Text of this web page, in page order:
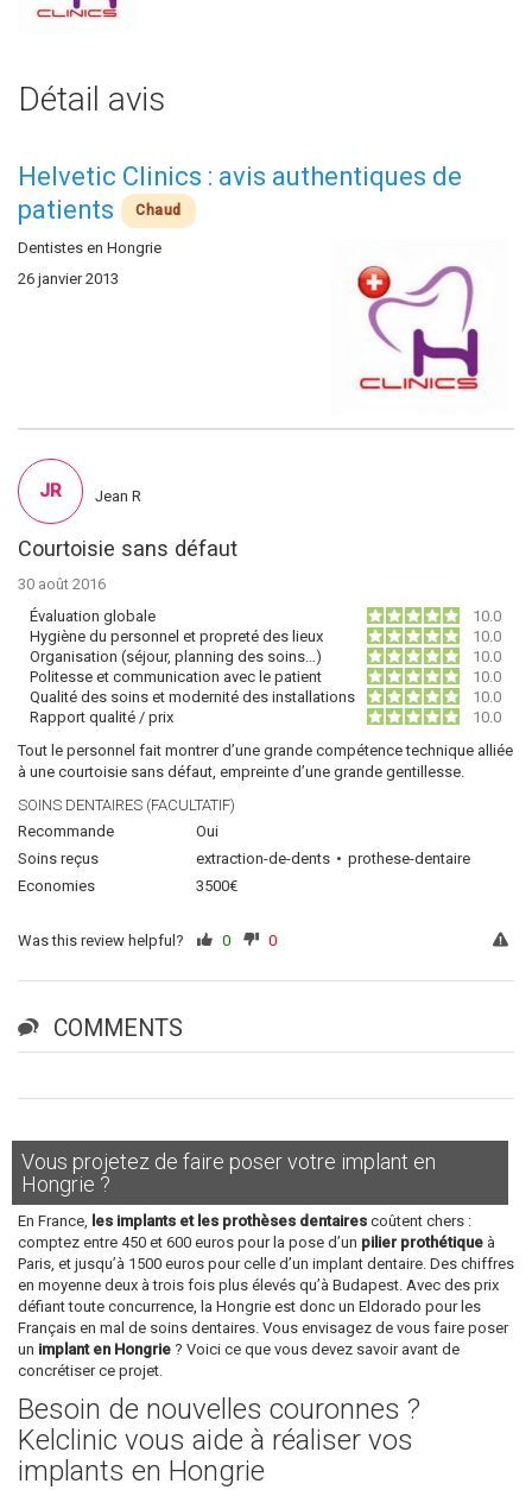
Détail avis
Helvetic Clinics : avis authentiques de
patients
Chaud
Dentistes en Hongrie
26 janvier 2013
Courtoisie sans défaut
30 août 2016
Évaluation globale
10.0
Hygiène du personnel et propreté des lieux
10.0
Organisation (séjour, planning des soins…)
10.0
Politesse et communication avec le patient
10.0
Qualité des soins et modernité des installations
10.0
Rapport qualité / prix
10.0
Tout le personnel fait montrer d’une grande compétence technique alliée
à une courtoisie sans défaut, empreinte d’une grande gentillesse.
SOINS DENTAIRES (FACULTATIF)
Recommande
Oui
Soins reçus
extraction-de-dents
prothese-dentaire
Economies
3500€
JR Jean R
Was this review helpful? 0 0
COMMENTS
Vous projetez de faire poser votre implant en
Hongrie ?
En France, les implants et les prothèses dentaires coûtent chers :
comptez entre 450 et 600 euros pour la pose d’un pilier prothétique à
Paris, et jusqu’à 1500 euros pour celle d’un implant dentaire. Des chiffres
en moyenne deux à trois fois plus élevés qu’à Budapest. Avec des prix
défiant toute concurrence, la Hongrie est donc un Eldorado pour les
Français en mal de soins dentaires. Vous envisagez de vous faire poser
un implant en Hongrie ? Voici ce que vous devez savoir avant de
concrétiser ce projet.
Besoin de nouvelles couronnes ?
Kelclinic vous aide à réaliser vos
implants en Hongrie